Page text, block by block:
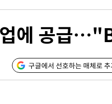
업에 공급
구글에서 선호하는 매체로